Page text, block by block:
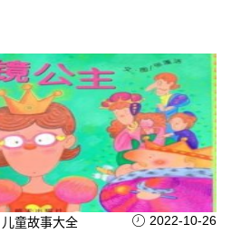
童故事大全 2022-10-26